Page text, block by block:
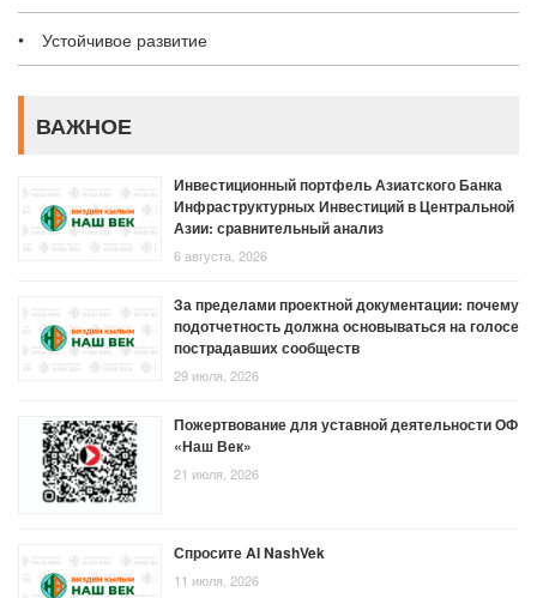
Устойчивое развитие
ВАЖНОЕ
Инвестиционный портфель Азиатского Банка
Инфраструктурных Инвестиций в Центральной
Азии: сравнительный анализ
6 августа, 2026
За пределами проектной документации: почему
подотчетность должна основываться на голосе
пострадавших сообществ
29 июля, 2026
Пожертвование для уставной деятельности ОФ
«Наш Век»
21 июля, 2026
Спросите AI NashVek
11 июля, 2026